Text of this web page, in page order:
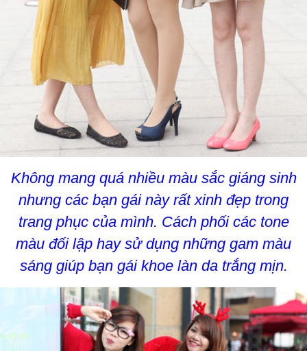
Không mang quá nhiều màu sắc giáng sinh
nhưng các bạn gái này rất xinh đẹp trong
trang phục của mình. Cách phối các tone
màu đối lập hay sử dụng những gam màu
sáng giúp bạn gái khoe làn da trắng mịn.